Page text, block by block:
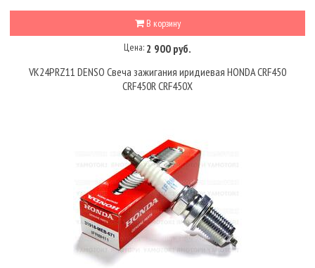
В корзину
Цена: 2 900 руб.
VK24PRZ11 DENSO Свеча зажигания иридиевая HONDA CRF450
CRF450R CRF450X